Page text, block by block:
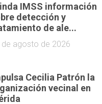
IMSS información
detección y
de ale...
de agosto de 2026
Cecilia Patrón la
vecinal en